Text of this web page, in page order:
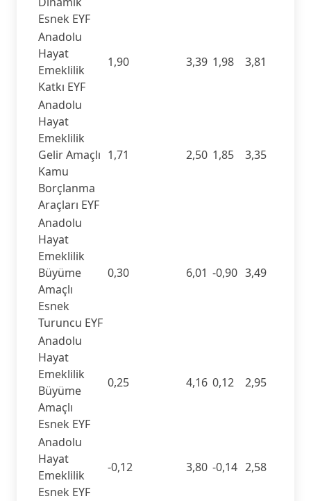
Esnek EYF
Anadolu
Hayat
Emeklilik
Katkı EYF
1,90 3,39 1,98 3,81
Anadolu
Hayat
Emeklilik
Gelir Amaçlı
Kamu
Borçlanma
Araçları EYF
1,71 2,50 1,85 3,35
Anadolu
Hayat
Emeklilik
Büyüme
Amaçlı
Esnek
Turuncu EYF
0,30 6,01 -0,90 3,49
Anadolu
Hayat
Emeklilik
Büyüme
Amaçlı
Esnek EYF
0,25 4,16 0,12 2,95
Anadolu
Hayat
Emeklilik
Esnek EYF
-0,12 3,80 -0,14 2,58